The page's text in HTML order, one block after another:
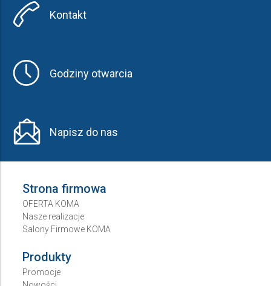
Kontakt
Godziny otwarcia
Napisz do nas
Strona firmowa
OFERTA KOMA
Nasze realizacje
Salony Firmowe KOMA
Produkty
Promocje